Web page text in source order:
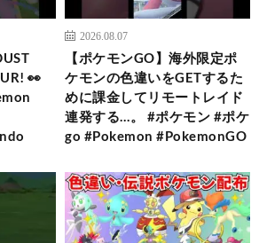
👀
2026.08.07
【ポケモンGO】海外限定ポ
ケモンの色違いをGETするた
めに課金してリモートレイド
連発する…。 #ポケモン #ポケ
go #Pokemon #PokemonGO